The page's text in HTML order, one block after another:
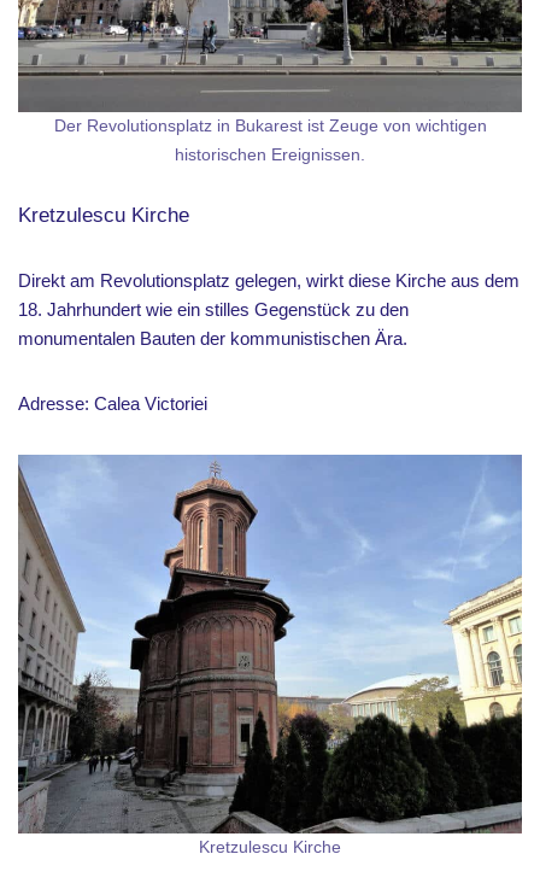
Der Revolutionsplatz in Bukarest ist Zeuge von wichtigen
historischen Ereignissen.
Kretzulescu Kirche
Direkt am Revolutionsplatz gelegen, wirkt diese Kirche aus dem
18. Jahrhundert wie ein stilles Gegenstück zu den
monumentalen Bauten der kommunistischen Ära.
Adresse: Calea Victoriei
Kretzulescu Kirche